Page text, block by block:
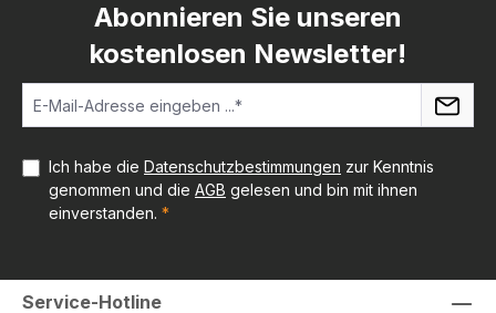
Abonnieren Sie unseren
kostenlosen Newsletter!
Ich habe die Datenschutzbestimmungen zur Kenntnis
genommen und die AGB gelesen und bin mit ihnen
einverstanden. *
Service-Hotline